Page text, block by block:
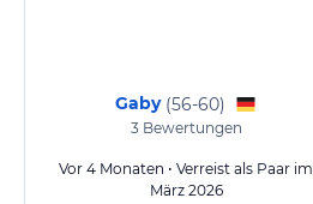
Gaby (56-60)
3Bewertungen
Vor 4 Monaten • Verreist als Paar im
März 2026